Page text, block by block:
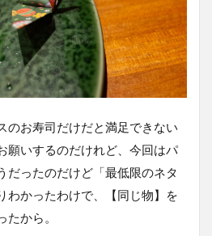
のお寿司だけだと満足できない
願いするのだけれど、今回はパ
だったのだけど「最低限のネタ
わかったわけで、【同じ物】を
から。